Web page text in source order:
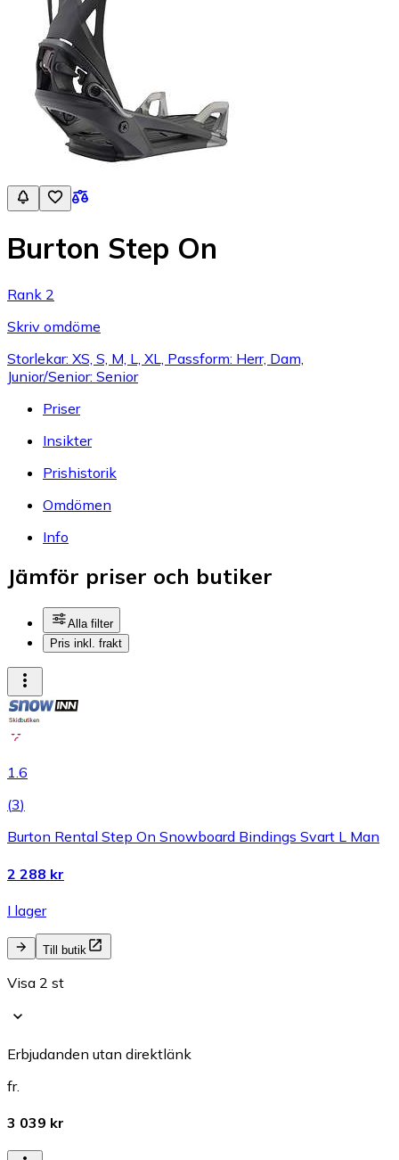
Burton Step On
Rank 2
Skriv omdöme
Storlekar: XS, S, M, L, XL, Passform: Herr, Dam,
Junior/Senior: Senior
Priser
Insikter
Prishistorik
Omdömen
Info
Jämför priser och butiker
Alla filter
Pris inkl. frakt
1.6
(3)
Burton Rental Step On Snowboard Bindings Svart L Man
2 288 kr
I lager
Till butik
Visa 2 st
Erbjudanden utan direktlänk
fr.
3 039 kr